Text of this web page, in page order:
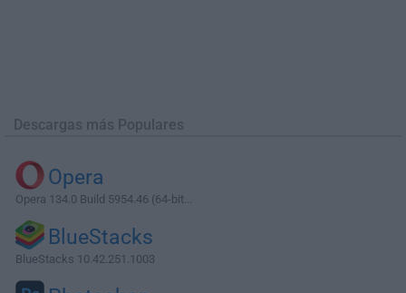
Descargas más Populares
Opera
Opera 134.0 Build 5954.46 (64-bit...
BlueStacks
BlueStacks 10.42.251.1003